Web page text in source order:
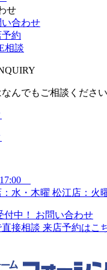
せ
い合わせ
約
相談
んでもご相談ください
17:00
：水・木曜 松江店：火
中！
お問い合わせ
接相談 来店予約はこ